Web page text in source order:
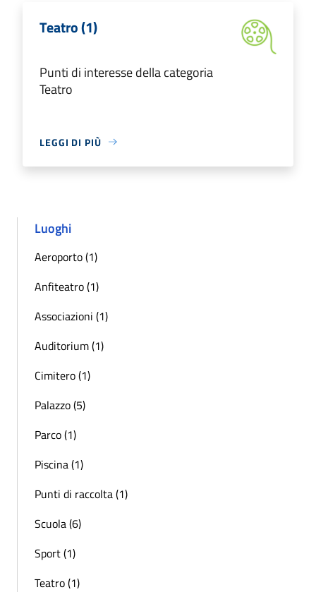
Teatro (1)
Punti di interesse della categoria
Teatro
LEGGI DI PIÙ
Luoghi
Aeroporto (1)
Anfiteatro (1)
Associazioni (1)
Auditorium (1)
Cimitero (1)
Palazzo (5)
Parco (1)
Piscina (1)
Punti di raccolta (1)
Scuola (6)
Sport (1)
Teatro (1)